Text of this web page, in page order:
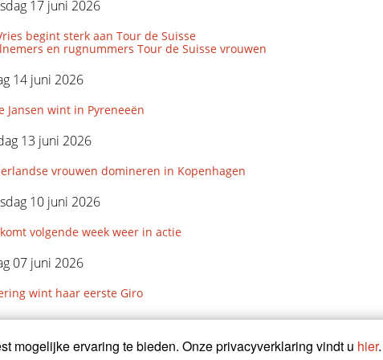
17 juni 2026
begint sterk aan Tour de Suisse
en rugnummers Tour de Suisse vrouwen
14 juni 2026
Jansen wint in Pyreneeën
13 juni 2026
vrouwen domineren in Kopenhagen
10 juni 2026
volgende week weer in actie
07 juni 2026
wint haar eerste Giro
05 juni 2026
dankt Brand na vierde zege in Giro
mogelijke ervaring te bieden. Onze privacyverklaring vindt u hier.